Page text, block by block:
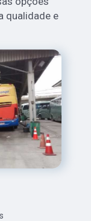
qualidade e